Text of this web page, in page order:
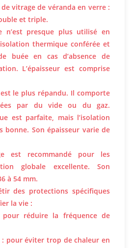
vitrage de véranda en verre :
et triple.
n’est presque plus utilisé en
thermique conférée et
buée en cas d’absence de
L’épaisseur est comprise
le plus répandu. Il comporte
par du vide ou du gaz.
est parfaite, mais l’isolation
bonne. Son épaisseur varie de
est recommandé pour les
globale excellente. Son
à 54 mm.
des protections spécifiques
la vie :
réduire la fréquence de
pour éviter trop de chaleur en